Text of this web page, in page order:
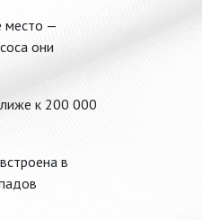
место —
они
к 200 000
в